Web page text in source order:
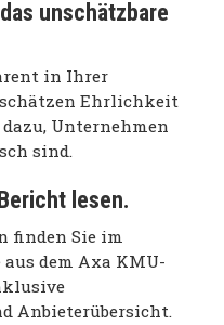
unschätzbare
in Ihrer
Ehrlichkeit
Unternehmen
sind.
lesen.
finden Sie im
dem Axa KMU-
Anbieterübersicht.